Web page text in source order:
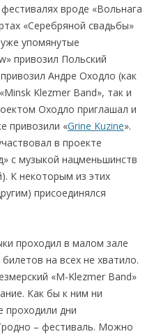
вроде «Вольнага
«Серебряной свадьбы»
упомянутые
привозил Польский
Андре Оходло (как
Klezmer Band», так и
Оходло приглашал и
привозили «Grine Kuzine».
в проекте
с музыкой нацменьшинств
К некоторым из этих
присоединялся
проходил в малом зале
на всех не хватило.
«M-Klezmer Band»
Как бы к ним ни
проходили дни
– фестиваль. Можно